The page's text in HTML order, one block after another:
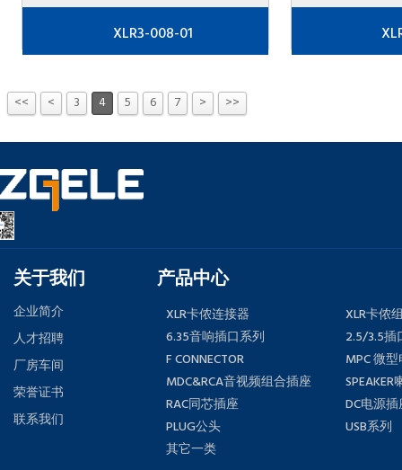
XLR3-008-01
<< < 3 4 5 6 7 > >>
关于我们
企业简介
人才招聘
厂房车间
荣誉证书
联系我们
产品中心
XLR卡侬连接器
XLR卡侬
6.35音响插口系列
2.5/3.5插
F CONNECTOR
MPC 微
MDC&RCA音视频组合插座
RAC同芯插座
DC电源
PLUG公头
USB系列
其它一类